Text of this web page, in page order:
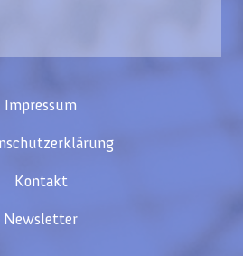
Impressum
Kontakt
Newsletter